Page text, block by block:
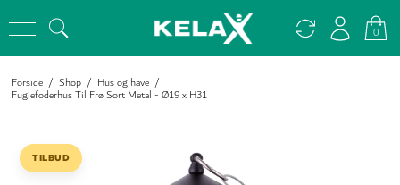
0
Forside / Shop / Hus og have /
Fuglefoderhus Til Frø Sort Metal - Ø19 x H31
TILBUD